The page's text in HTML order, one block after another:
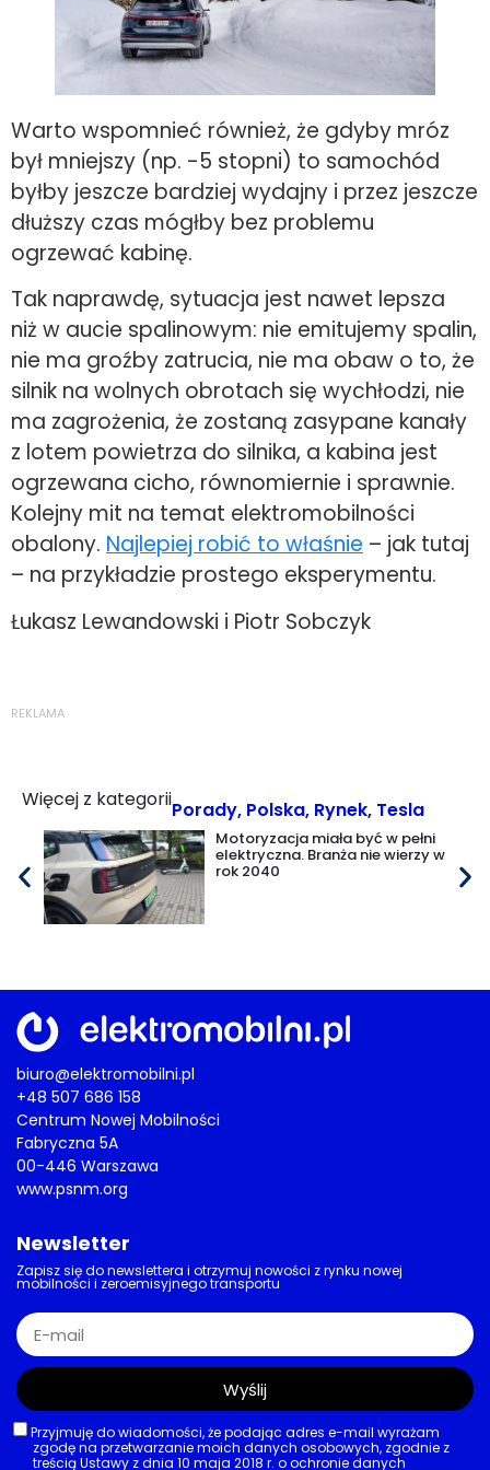
Warto wspomnieć również, że gdyby mróz
był mniejszy (np. -5 stopni) to samochód
byłby jeszcze bardziej wydajny i przez jeszcze
dłuższy czas mógłby bez problemu
ogrzewać kabinę.
Tak naprawdę, sytuacja jest nawet lepsza
niż w aucie spalinowym: nie emitujemy spalin,
nie ma groźby zatrucia, nie ma obaw o to, że
silnik na wolnych obrotach się wychłodzi, nie
ma zagrożenia, że zostaną zasypane kanały
z lotem powietrza do silnika, a kabina jest
ogrzewana cicho, równomiernie i sprawnie.
Kolejny mit na temat elektromobilności
obalony. Najlepiej robić to właśnie – jak tutaj
– na przykładzie prostego eksperymentu.
Łukasz Lewandowski i Piotr Sobczyk
REKLAMA
Więcej z kategoriiPorady, Polska, Rynek, Tesla
Motoryzacja miała być w pełni
elektryczna. Branża nie wierzy w
rok 2040
biuro@elektromobilni.pl
+48 507 686 158
Centrum Nowej Mobilności
Fabryczna 5A
00-446 Warszawa
www.psnm.org
Newsletter
Zapisz się do newslettera i otrzymuj nowości z rynku nowej
mobilności i zeroemisyjnego transportu
Przyjmuję do wiadomości, że podając adres e-mail wyrażam
zgodę na przetwarzanie moich danych osobowych, zgodnie z
treścią Ustawy z dnia 10 maja 2018 r. o ochronie danych
Wyślij